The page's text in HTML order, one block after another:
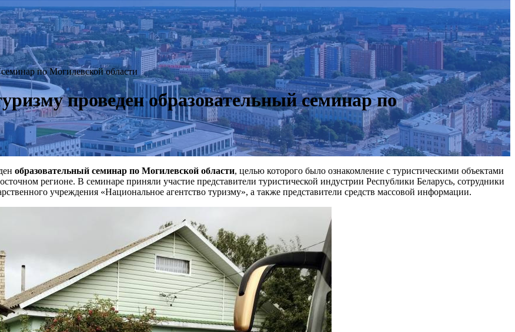
по Могилевской области
проведен образовательный семинар по
образовательный семинар по Могилевской области, целью которого было ознакомление с туристическими объектами
регионе. В семинаре приняли участие представители туристической индустрии Республики Беларусь, сотрудники
учреждения «Национальное агентство туризму», а также представители средств массовой информации.